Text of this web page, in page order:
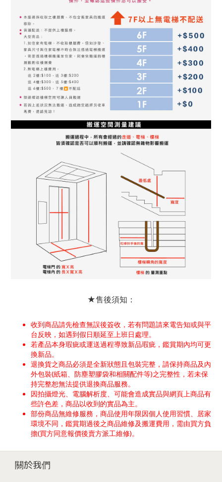
★售後須知：
收到商品請先檢查無誤後簽收，若有問題請來電告知或與平
台反映，如遇到假日順延至上班日處理。
若產品本身瑕疵或運送過程導致新品瑕疵，鑑賞期內均可更
換新品。
退換貨之商品必須是全新狀態且包裝完整，請保持商品及內
外包裝(紙箱、防塵塑膠袋和相關配件等)之完整性，若未保
持完整恕無法提供退換商品服務。
因拍攝燈光、電腦解析度、可能會造成實品與網頁上商品有
些許色差，商品以收到的實品為主。
部份商品無維修服務，商品使用年限因個人使用習慣、居家
環境不同，鑑賞期過後之商品維修及搬運費用，需由買方負
擔(買方同意報價後賣方派工維修)。
關於我們